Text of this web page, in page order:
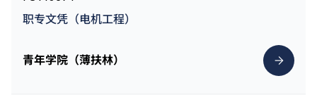
职专文凭（电机工程）
青年学院（薄扶林）